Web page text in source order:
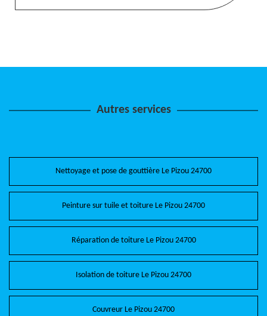
Autres services
Nettoyage et pose de gouttière Le Pizou 24700
Peinture sur tuile et toiture Le Pizou 24700
Réparation de toiture Le Pizou 24700
Isolation de toiture Le Pizou 24700
Couvreur Le Pizou 24700